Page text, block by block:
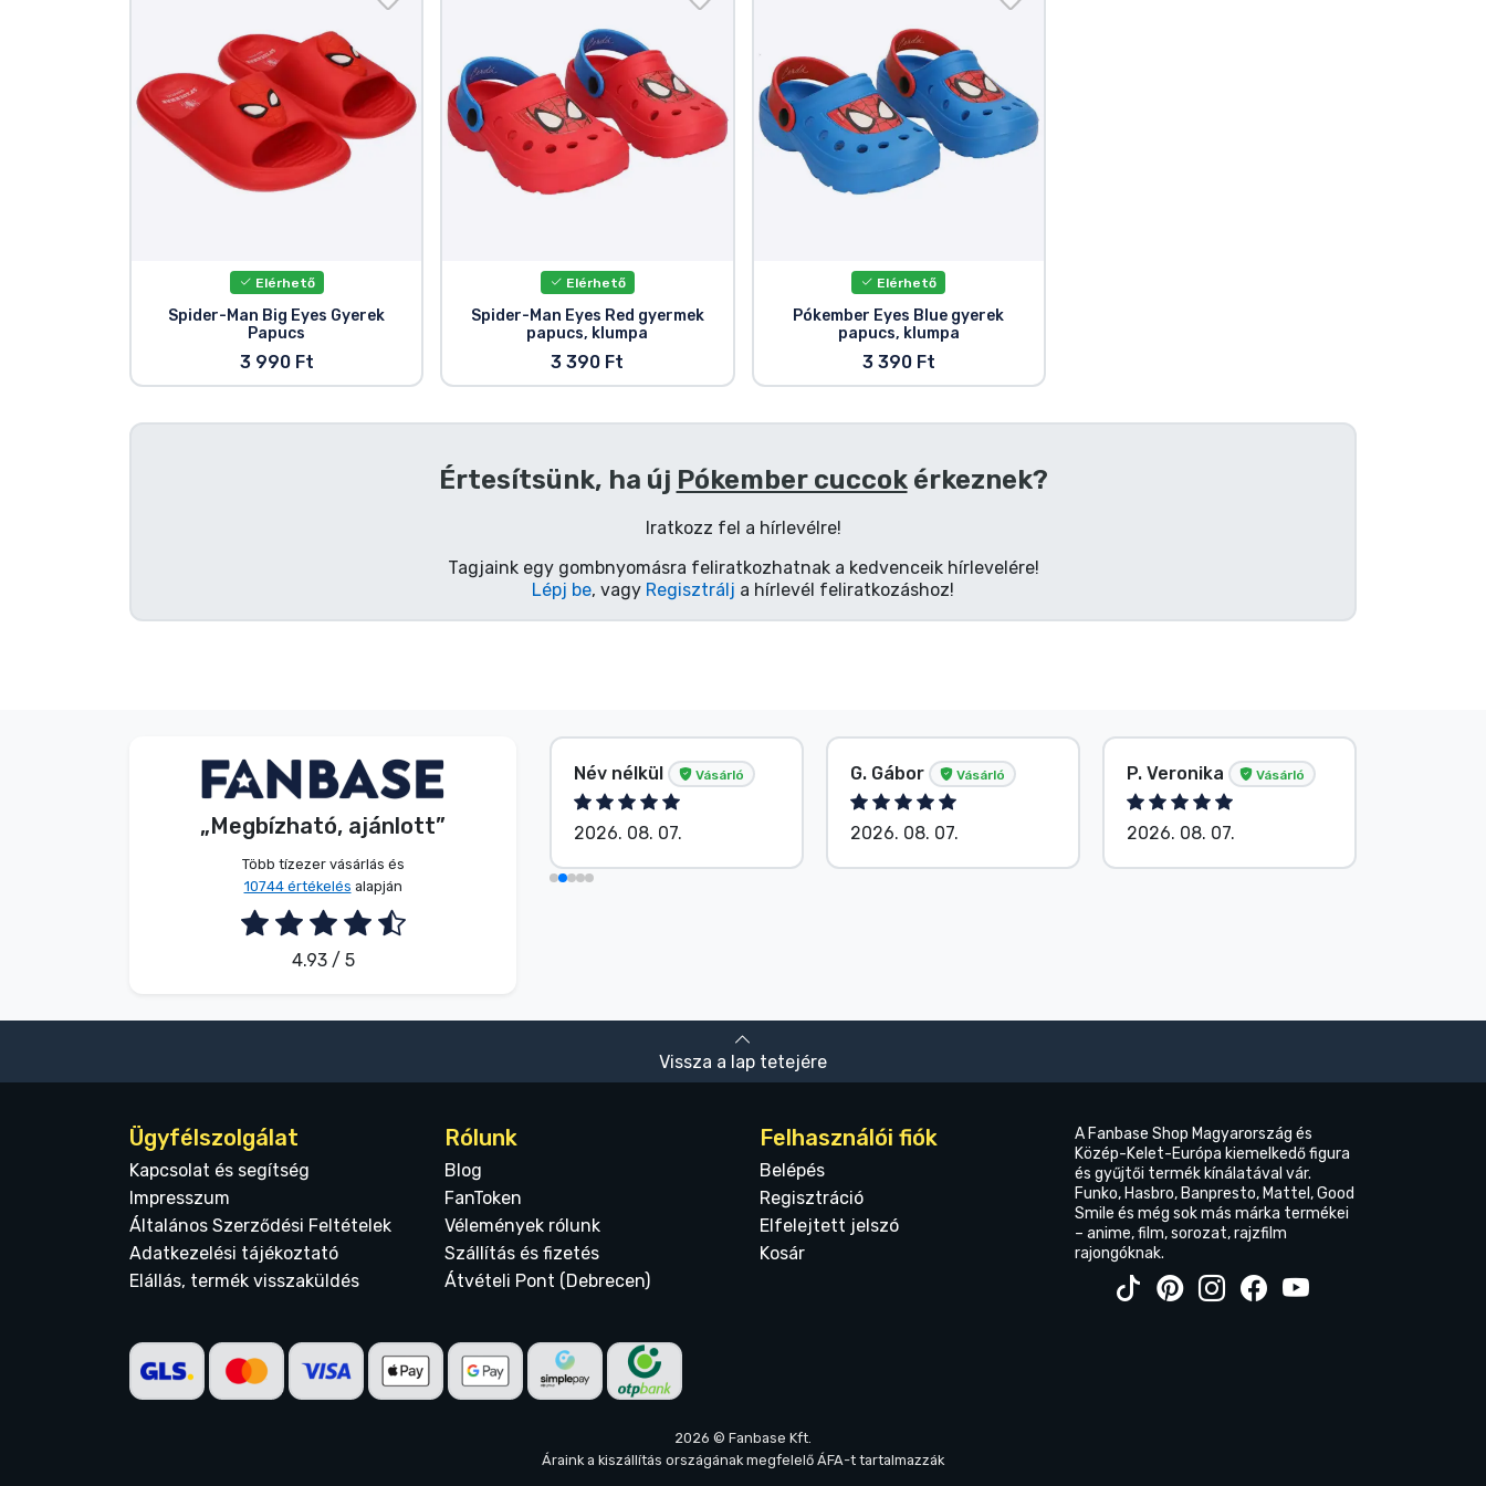
Elérhető
Spider-Man Big Eyes Gyerek
Papucs
3 990 Ft
Elérhető
Spider-Man Eyes Red gyermek
papucs, klumpa
3 390 Ft
Elérhető
Pókember Eyes Blue gyerek
papucs, klumpa
3 390 Ft
Értesítsünk, ha új Pókember cuccokérkeznek?
Iratkozz fel a hírlevélre!
Tagjaink egy gombnyomásra feliratkozhatnak a kedvenceik hírlevelére!
Lépj be, vagy Regisztrálj a hírlevél feliratkozáshoz!
„Megbízható, ajánlott”
Több tízezer vásárlás és
10744 értékelés alapján
4.93 / 5
Név nélkül Vásárló
2026. 08. 07.
Név nélkül Vásárló
2026. 08. 07.
G. Gábor Vásárló
2026. 08. 07.
P. Veronika Vásárló
2026. 08. 07.
Vissza a lap tetejére
Ügyfélszolgálat
Kapcsolat és segítség
Impresszum
Általános Szerződési Feltételek
Adatkezelési tájékoztató
Elállás, termék visszaküldés
Rólunk
Blog
FanToken
Vélemények rólunk
Szállítás és fizetés
Átvételi Pont (Debrecen)
Felhasználói fiók
Belépés
Regisztráció
Elfelejtett jelszó
Kosár
A Fanbase Shop Magyarország és
Közép-Kelet-Európa kiemelkedő figura
és gyűjtői termék kínálatával vár.
Funko, Hasbro, Banpresto, Mattel, Good
Smile és még sok más márka termékei
– anime, film, sorozat, rajzfilm
rajongóknak.
2026 © Fanbase Kft.
Áraink a kiszállítás országának megfelelő ÁFA-t tartalmazzák
Sorozatos cuccok
Filmes cuccok